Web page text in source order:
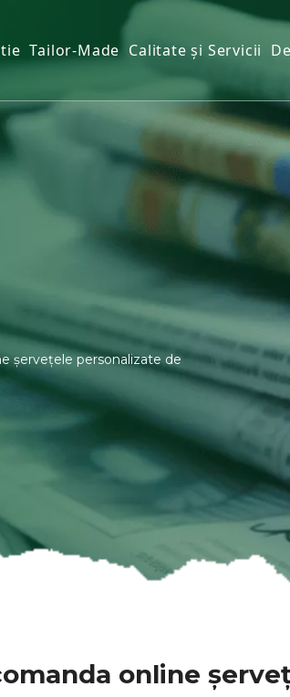
Tailor-Made Calitate și Servicii
șervețele personalizate de
online